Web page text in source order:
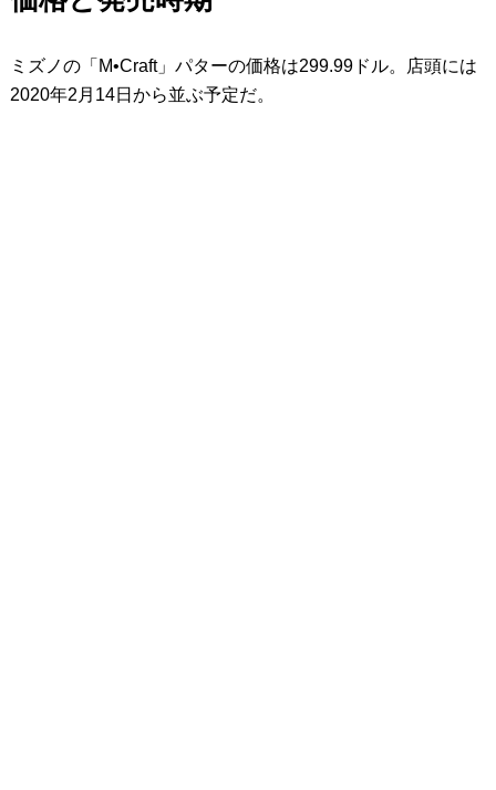
ミズノの「M•Craft」パターの価格は299.99ドル。店頭には
2020年2月14日から並ぶ予定だ。